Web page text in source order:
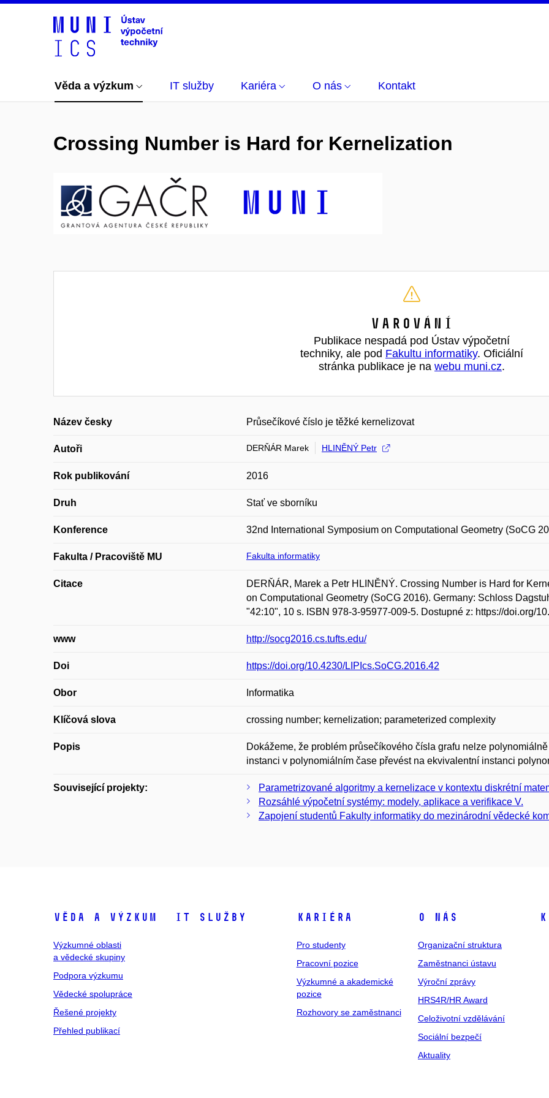
Věda a výzkum IT služby Kariéra O nás Kontakt
Crossing Number is Hard for Kernelization
Varování
Publikace nespadá pod Ústav výpočetní
techniky, ale pod Fakultu informatiky. Oficiální
stránka publikace je na webu muni.cz.
Název česky Průsečíkové číslo je těžké kernelizovat
Autoři DERŇÁR Marek HLINĚNÝ Petr
Rok publikování 2016
Druh Stať ve sborníku
Konference 32nd International Symposium on Computational Geometry (SoCG
Fakulta / Pracoviště MU Fakulta informatiky
Citace
DERŇÁR, Marek a Petr HLINĚNÝ. Crossing Number is Hard for
on Computational Geometry (SoCG 2016). Germany: Schloss
"42:10", 10 s. ISBN 978-3-95977-009-5. Dostupné z: https://doi.org/
www http://socg2016.cs.tufts.edu/
Doi https://doi.org/10.4230/LIPIcs.SoCG.2016.42
Obor Informatika
Klíčová slova crossing number; kernelization; parameterized complexity
Popis
Dokážeme, že problém průsečíkového čísla grafu nelze
instanci v polynomiálním čase převést na ekvivalentní instanci
Související projekty:
Parametrizované algoritmy a kernelizace v kontextu diskrétní
Rozsáhlé výpočetní systémy: modely, aplikace a verifikace V.
Zapojení studentů Fakulty informatiky do mezinárodní vědecké
Věda a výzkum
Výzkumné oblasti
a vědecké skupiny
Podpora výzkumu
Vědecké spolupráce
Řešené projekty
Přehled publikací
IT služby Kariéra
Pro studenty
Pracovní pozice
Výzkumné a akademické
pozice
Rozhovory se zaměstnanci
O nás
Organizační struktura
Zaměstnanci ústavu
Výroční zprávy
HRS4R/HR Award
Celoživotní vzdělávání
Sociální bezpečí
Aktuality